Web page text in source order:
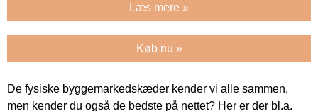
Læs mere »
Køb nu »
De fysiske byggemarkedskæder kender vi alle sammen,
men kender du også de bedste på nettet? Her er der bl.a.